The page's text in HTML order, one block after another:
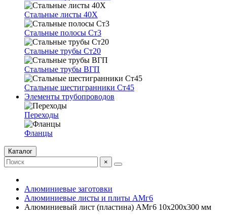
Стальные листы 40Х
Стальные полосы Ст3
Стальные трубы Ст20
Стальные трубы ВГП
Стальные шестигранники Ст45
Элементы трубопроводов
Переходы
Фланцы
Каталог
×
Алюминиевые заготовки
Алюминиевые листы и плиты АМг6
Алюминиевый лист (пластина) АМг6 10х200х300 мм